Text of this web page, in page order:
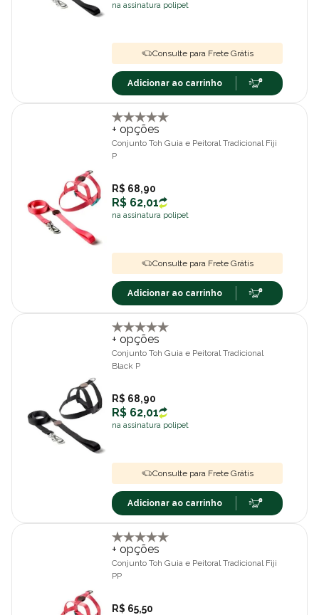
na assinatura polipet
Consulte para Frete Grátis
Adicionar ao carrinho
+ opções
Conjunto Toh Guia e Peitoral Tradicional Fiji
P
R$ 68,90
R$ 62,01
na assinatura polipet
Consulte para Frete Grátis
Adicionar ao carrinho
+ opções
Conjunto Toh Guia e Peitoral Tradicional
Black P
R$ 68,90
R$ 62,01
na assinatura polipet
Consulte para Frete Grátis
Adicionar ao carrinho
+ opções
Conjunto Toh Guia e Peitoral Tradicional Fiji
PP
R$ 65,50